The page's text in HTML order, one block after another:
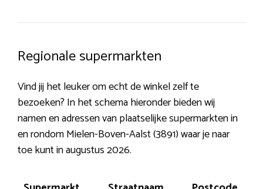
Regionale supermarkten
Vind jij het leuker om echt de winkel zelf te
bezoeken? In het schema hieronder bieden wij
namen en adressen van plaatselijke supermarkten in
en rondom Mielen-Boven-Aalst (3891) waar je naar
toe kunt in augustus 2026.